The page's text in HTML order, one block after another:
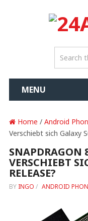
MENU
Home / Android
Verschiebt sich Galaxy
SNAPDRAGON
VERSCHIEBT
RELEASE?
BY INGO / ANDROID